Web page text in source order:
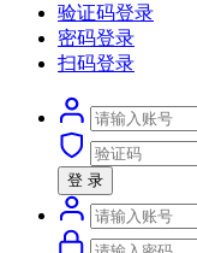
验证码登录
密码登录
扫码登录
登 录